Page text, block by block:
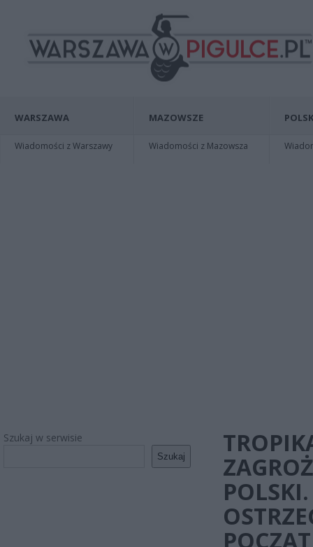
WARSZAWA
Wiadomości z Warszawy
MAZOWSZE
Wiadomości z Mazowsza
Szukaj w serwisie
Szukaj